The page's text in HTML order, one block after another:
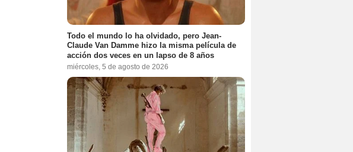
Todo el mundo lo ha olvidado, pero Jean-
Claude Van Damme hizo la misma película de
acción dos veces en un lapso de 8 años
miércoles, 5 de agosto de 2026